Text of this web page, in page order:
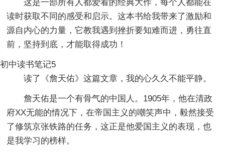
这是一部所有人都爱看的经典大作，每个人都能在
读时获取不同的感受和启示。这本书给我带来了激励和
源自内心的力量，它教我遇到挫折要知难而进，勇往直
前，坚持到底，才能取得成功！
初中读书笔记5
读了《詹天佑》这篇文章，我的心久久不能平静。
詹天佑是一个有骨气的中国人。1905年，他在清政
府XX无能的情况下，在帝国主义的嘲笑声中，毅然接受
了修筑京张铁路的任务，这正是他爱国主义的表现，也
是我学习的榜样。